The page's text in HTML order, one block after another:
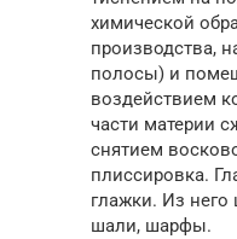
химической
производства,
полосы) и
воздействием
части материи
снятием
плиссировка.
глажки. Из
шали, шарфы.